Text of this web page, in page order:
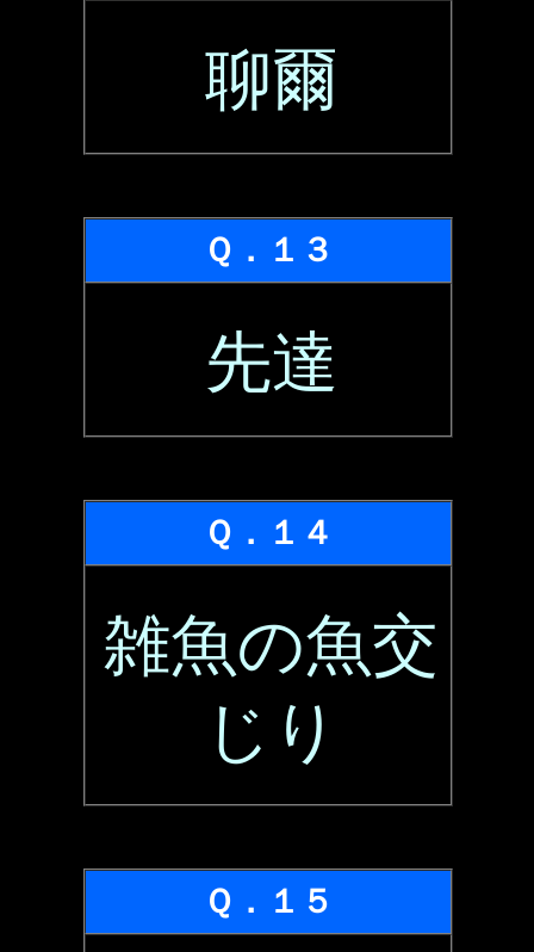
聊爾
Ｑ．１３
先達
Ｑ．１４
雑魚の魚交
じり
Ｑ．１５